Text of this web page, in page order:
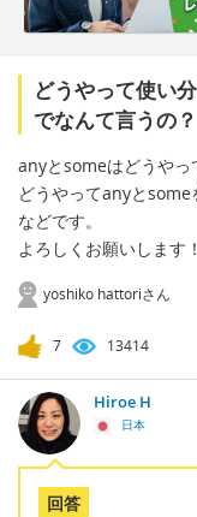
どうやって使い
でなんて言うの？
anyとsomeはどうやっ
どうやってanyと
などです。
よろしくお願いします！
yoshiko hattoriさん
7 13414
Hiroe H
日本
回答